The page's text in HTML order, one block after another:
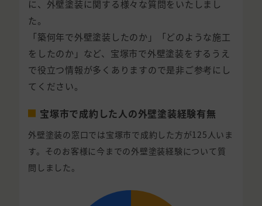
に、外壁塗装に関する様々な質問をいたしまし
た。
「築何年で外壁塗装したのか」「どのような施工
をしたのか」など、宝塚市で外壁塗装をするうえ
で役立つ情報が多くありますので是非ご参考にし
てください。
宝塚市で成約した人の外壁塗装経験有無
外壁塗装の窓口では宝塚市で成約した方が125人いま
す。そのお客様に今までの外壁塗装経験について質
問しました。